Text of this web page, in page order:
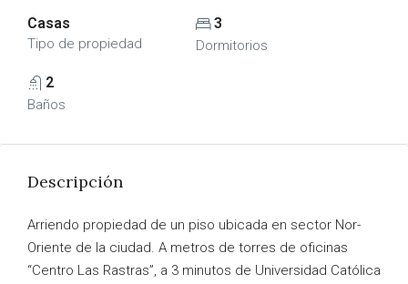
Casas
Tipo de propiedad
3
Dormitorios
2
Baños
Descripción
Arriendo propiedad de un piso ubicada en sector Nor-
Oriente de la ciudad. A metros de torres de oficinas
“Centro Las Rastras”, a 3 minutos de Universidad Católica